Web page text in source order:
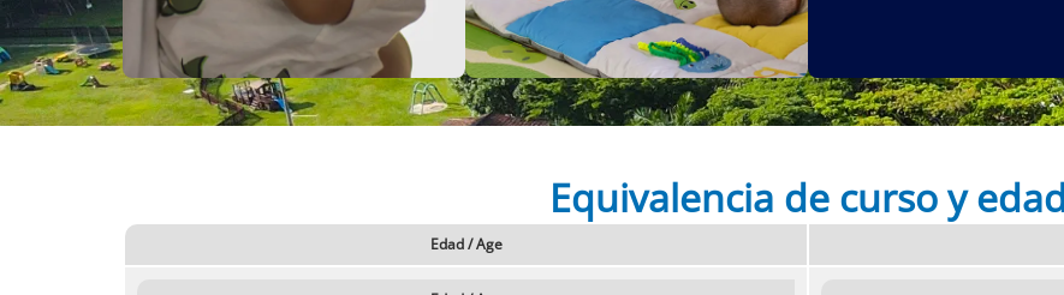
Equivalencia de curso y
Edad / Age